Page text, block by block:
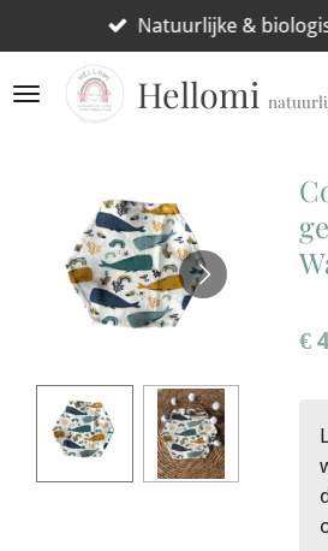
direct
naar
Hellomi natuurlijke
Natuurlijke &
€